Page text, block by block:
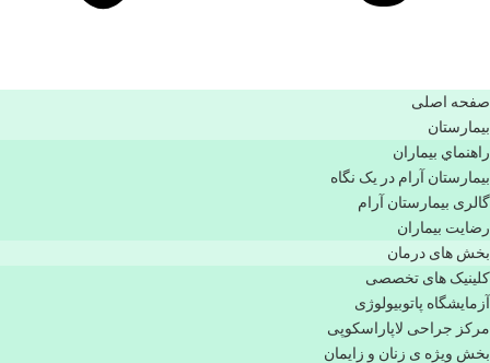
صفحه اصلی
بيمارستان
راهنماي بیماران
بیمارستان آرام در یک نگاه
گالری بیمارستان آرام
رضایت بیماران
بخش های درمان
کلینیک های تخصصی
آزمایشگاه پاتوبیولوژی
مرکز جراحی لاپاراسکوپی
بخش ویژه ی زنان و زایمان